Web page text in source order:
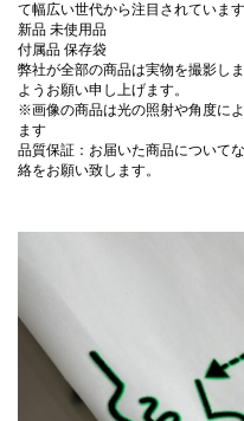
て幅広い世代から注目されています
新品 未使用品
付属品 保存袋
弊社が全部の商品は実物を撮影し
ようお願い申し上げます。
※画像の商品は光の照射や角度に
ます
品質保証：お届いた商品について
絡をお願い致します。